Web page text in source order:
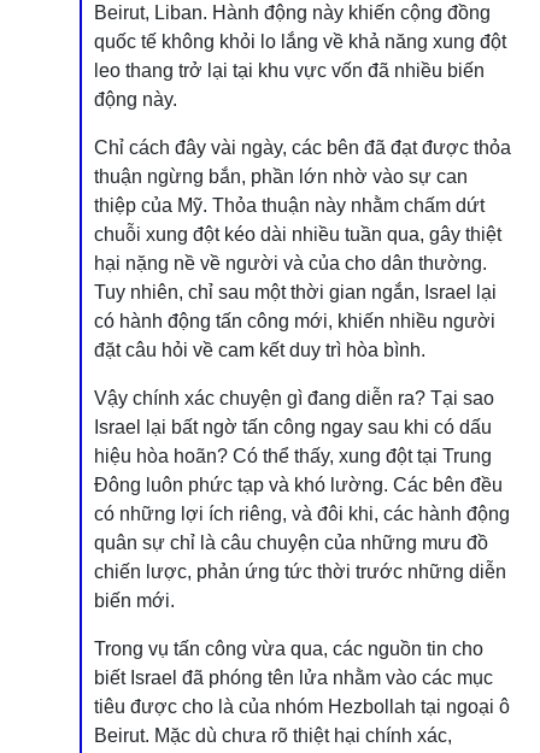
Beirut, Liban. Hành động này khiến cộng đồng
quốc tế không khỏi lo lắng về khả năng xung đột
leo thang trở lại tại khu vực vốn đã nhiều biến
động này.
Chỉ cách đây vài ngày, các bên đã đạt được thỏa
thuận ngừng bắn, phần lớn nhờ vào sự can
thiệp của Mỹ. Thỏa thuận này nhằm chấm dứt
chuỗi xung đột kéo dài nhiều tuần qua, gây thiệt
hại nặng nề về người và của cho dân thường.
Tuy nhiên, chỉ sau một thời gian ngắn, Israel lại
có hành động tấn công mới, khiến nhiều người
đặt câu hỏi về cam kết duy trì hòa bình.
Vậy chính xác chuyện gì đang diễn ra? Tại sao
Israel lại bất ngờ tấn công ngay sau khi có dấu
hiệu hòa hoãn? Có thể thấy, xung đột tại Trung
Đông luôn phức tạp và khó lường. Các bên đều
có những lợi ích riêng, và đôi khi, các hành động
quân sự chỉ là câu chuyện của những mưu đồ
chiến lược, phản ứng tức thời trước những diễn
biến mới.
Trong vụ tấn công vừa qua, các nguồn tin cho
biết Israel đã phóng tên lửa nhằm vào các mục
tiêu được cho là của nhóm Hezbollah tại ngoại ô
Beirut. Mặc dù chưa rõ thiệt hại chính xác,